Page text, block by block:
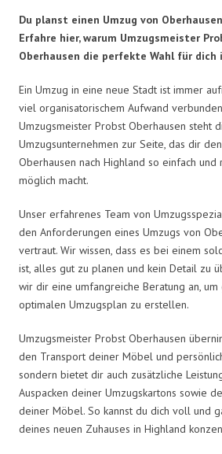
Du planst einen Umzug von
Erfahre hier, warum Umzugsmeister
Oberhausen die perfekte Wahl für dich
Ein Umzug in eine neue Stadt ist immer
viel organisatorischem Aufwand
Umzugsmeister Probst Oberhausen steht
Umzugsunternehmen zur Seite, das dir
Oberhausen nach Highland so einfach und
möglich macht.
Unser erfahrenes Team von
den Anforderungen eines Umzugs von
vertraut. Wir wissen, dass es bei einem
ist, alles gut zu planen und kein Detail zu
wir dir eine umfangreiche Beratung an,
optimalen Umzugsplan zu erstellen.
Umzugsmeister Probst Oberhausen
den Transport deiner Möbel und
sondern bietet dir auch zusätzliche
Auspacken deiner Umzugskartons sowie
deiner Möbel. So kannst du dich voll und
deines neuen Zuhauses in Highland